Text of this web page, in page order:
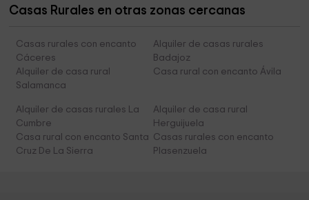
Casas Rurales en otras zonas cercanas
Casas rurales con encanto
Cáceres
Alquiler de casas rurales
Badajoz
Alquiler de casa rural
Salamanca
Casa rural con encanto Ávila
Alquiler de casas rurales La
Cumbre
Alquiler de casa rural
Herguijuela
Casa rural con encanto Santa
Cruz De La Sierra
Casas rurales con encanto
Plasenzuela